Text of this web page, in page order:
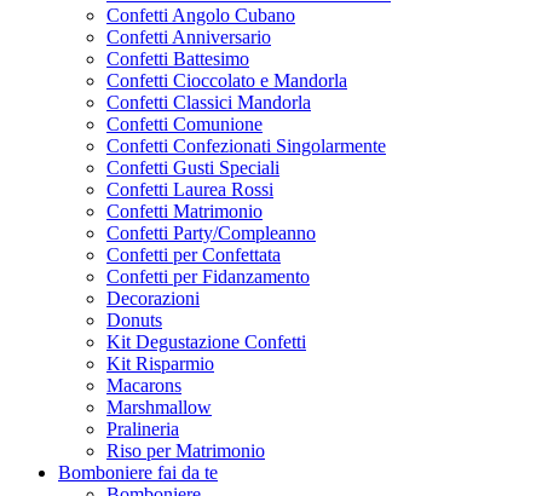
Confetti Angolo Cubano
Confetti Anniversario
Confetti Battesimo
Confetti Cioccolato e Mandorla
Confetti Classici Mandorla
Confetti Comunione
Confetti Confezionati Singolarmente
Confetti Gusti Speciali
Confetti Laurea Rossi
Confetti Matrimonio
Confetti Party/Compleanno
Confetti per Confettata
Confetti per Fidanzamento
Decorazioni
Donuts
Kit Degustazione Confetti
Kit Risparmio
Macarons
Marshmallow
Pralineria
Riso per Matrimonio
Bomboniere fai da te